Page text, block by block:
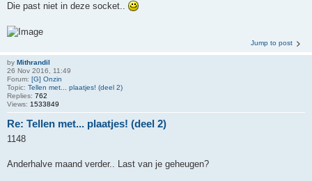
Die past niet in deze socket..
Jump to post
by Mithrandil
26 Nov 2016, 11:49
Forum: [G] Onzin
Topic: Tellen met... plaatjes! (deel 2)
Replies: 762
Views: 1533849
Re: Tellen met... plaatjes! (deel 2)
1148
Anderhalve maand verder.. Last van je geheugen?